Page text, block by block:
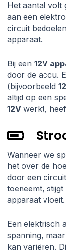
Het aantal volt
aan een
circuit
apparaat.
Bij een 12V
door de accu.
(bijvoorbeeld
altijd op een
12V werkt,
Wanneer we
het over de
door een
toeneemt,
apparaat vloeit.
Een elektrisch
spanning,
kan variëren.